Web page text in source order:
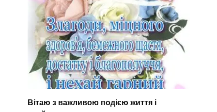
Вітаю з важливою подією життя і